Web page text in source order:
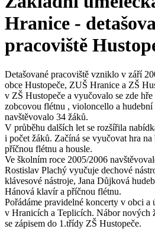
Hranice -
pracoviště
Detašované pracoviště vzniklo v září
obce Hustopeče, ZUŠ Hranice a ZŠ
v ZŠ Hustopeče a vyučovalo se zde
zobcovou flétnu , violoncello a hudební
navštěvovalo 34 žáků.
V průběhu dalších let se rozšířila
i počet žáků. Začíná se vyučovat hra
příčnou flétnu a housle.
Ve školním roce 2005/2006
Rostislav Plachý vyučuje dechové
klávesové nástroje, Jana Důjková
Hánová klavír a příčnou flétnu.
Pořádáme pravidelné koncerty v obci a
v Hranicích a Teplicích. Nábor nových
se zápisem do 1.třídy ZŠ Hustopeče.